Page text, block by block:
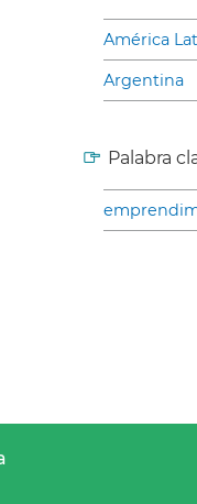
América
Argentina
Palabra